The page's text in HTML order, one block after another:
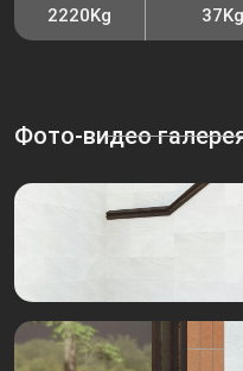
2220Kg 37Kg
Фото-видео